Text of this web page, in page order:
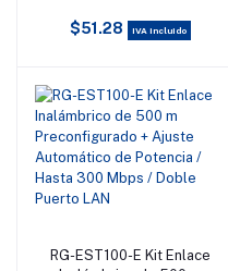
Hasta 150 Mbps con
Tecnología Pharos
MAXtream TDMA, Pharos
Control para
administración
centralizada. #MCI2
$51.28 IVA incluido
Añadir al carrito
RG-EST100-E Kit Enlace